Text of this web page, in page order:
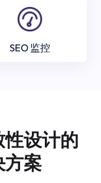
SEO 监控
设计的
方案